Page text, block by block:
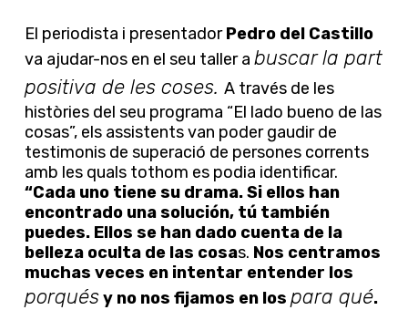
El periodista i presentadorPedro del Castillo
va ajudar-nos en el seu taller a buscar la part
positiva de les coses. A través de les
històries del seu programa “El lado bueno de las
cosas”, els assistents van poder gaudir de
testimonis de superació de persones corrents
amb les quals tothom es podia identificar.
“Cada uno tiene su drama. Si ellos han
encontrado una solución, tú también
puedes. Ellos se han dado cuenta de la
belleza oculta de las cosas. Nos centramos
muchas veces en intentar entender los
porquésy no nos fijamos en los para qué.